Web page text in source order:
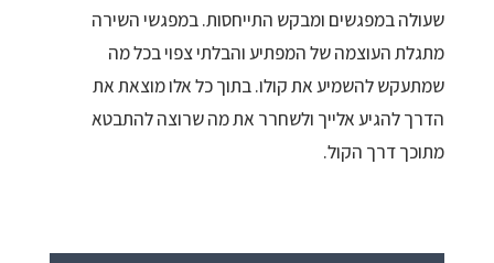
שעולה במפגשים ומבקש התייחסות. במפגשי השירה
מתגלת העוצמה של המפתיע והבלתי צפוי בכל מה
שמתעקש להשמיע את קולו. בתוך כל אלו מוצאת את
הדרך להגיע אלייך ולשחרר את מה שרוצה להתבטא
מתוכך דרך הקול.